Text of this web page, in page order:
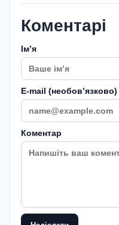
Коментарі
Імʼя
E-mail (необовʼязково)
Коментар